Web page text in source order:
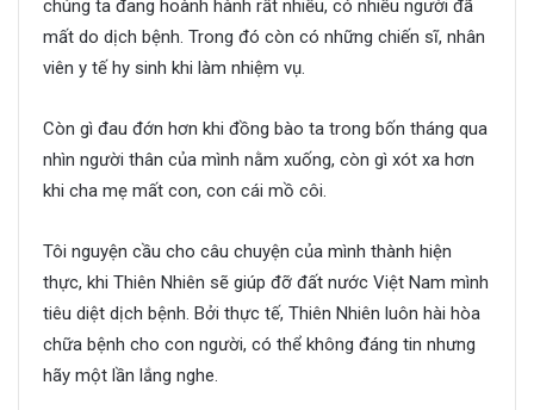
chúng ta đang hoành hành rất nhiều, có nhiều người đã
mất do dịch bệnh. Trong đó còn có những chiến sĩ, nhân
viên y tế hy sinh khi làm nhiệm vụ.
Còn gì đau đớn hơn khi đồng bào ta trong bốn tháng qua
nhìn người thân của mình nằm xuống, còn gì xót xa hơn
khi cha mẹ mất con, con cái mồ côi.
Tôi nguyện cầu cho câu chuyện của mình thành hiện
thực, khi Thiên Nhiên sẽ giúp đỡ đất nước Việt Nam mình
tiêu diệt dịch bệnh. Bởi thực tế, Thiên Nhiên luôn hài hòa
chữa bệnh cho con người, có thể không đáng tin nhưng
hãy một lần lắng nghe.